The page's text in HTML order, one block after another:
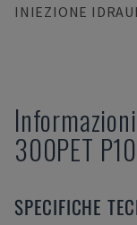
INIEZIONE
300PET
SPECIFICHE